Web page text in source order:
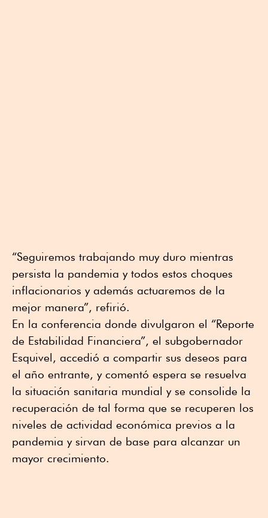
“Seguiremos trabajando muy duro mientras
persista la pandemia y todos estos choques
inflacionarios y además actuaremos de la
mejor manera”, refirió.
En la conferencia donde divulgaron el “Reporte
de Estabilidad Financiera”, el subgobernador
Esquivel, accedió a compartir sus deseos para
el año entrante, y comentó espera se resuelva
la situación sanitaria mundial y se consolide la
recuperación de tal forma que se recuperen los
niveles de actividad económica previos a la
pandemia y sirvan de base para alcanzar un
mayor crecimiento.